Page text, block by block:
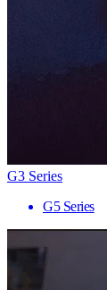
G3 Series
G5 Series